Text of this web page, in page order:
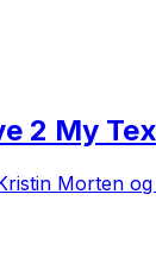
2 My
Morten